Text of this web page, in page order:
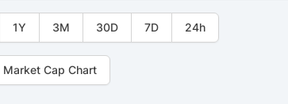
1Y 3M 30D 7D 24h
Market Cap Chart